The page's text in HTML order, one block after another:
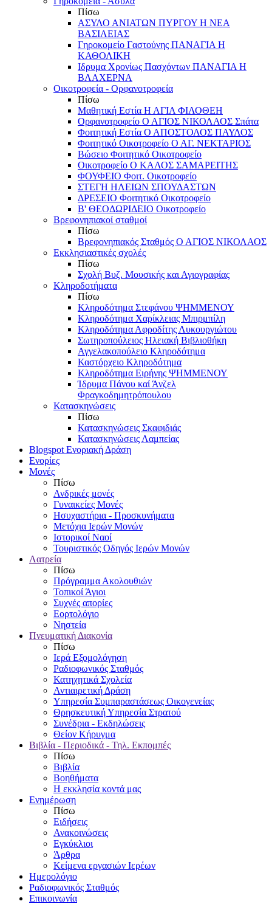
Πίσω
ΑΣΥΛΟ ΑΝΙΑΤΩΝ ΠΥΡΓΟΥ Η ΝΕΑ
ΒΑΣΙΛΕΙΑΣ
Γηροκομείο Γαστούνης ΠΑΝΑΓΙΑ Η
ΚΑΘΟΛΙΚΗ
Ιδρυμα Χρονίως Πασχόντων ΠΑΝΑΓΙΑ Η
ΒΛΑΧΕΡΝΑ
Οικοτροφεία - Ορφανοτροφεία
Πίσω
Μαθητική Εστία Η ΑΓΙΑ ΦΙΛΟΘΕΗ
Ορφανοτροφείο Ο ΑΓΙΟΣ ΝΙΚΟΛΑΟΣ Σπάτα
Φοιτητική Εστία Ο ΑΠΟΣΤΟΛΟΣ ΠΑΥΛΟΣ
Φοιτητικό Οικοτροφείο Ο ΑΓ. ΝΕΚΤΑΡΙΟΣ
Βώσειο Φοιτητικό Οικοτροφείο
Οικοτροφείο Ο ΚΑΛΟΣ ΣΑΜΑΡΕΙΤΗΣ
ΦΟΥΦΕΙΟ Φοιτ. Οικοτροφείο
ΣΤΕΓΗ ΗΛΕΙΩΝ ΣΠΟΥΔΑΣΤΩΝ
ΔΡΕΣΕΙΟ Φοιτητικό Οικοτροφείο
Β' ΘΕΟΔΩΡΙΔΕΙΟ Οικοτροφείο
Βρεφονηπιακοί σταθμοί
Πίσω
Βρεφονηπιακός Σταθμός Ο ΑΓΙΟΣ ΝΙΚΟΛΑΟΣ
Εκκλησιαστικές σχολές
Πίσω
Σχολή Βυζ. Μουσικής και Αγιογραφίας
Κληροδοτήματα
Πίσω
Κληροδότημα Στεφάνου ΨΗΜΜΕΝΟΥ
Κληροδότημα Χαρίκλειας Μπιρμπίλη
Κληροδότημα Αφροδίτης Λυκουργιώτου
Σωτηροπούλειος Ηλειακή Βιβλιοθήκη
Αγγελακοπούλειο Κληροδότημα
Καστόρχειο Κληροδότημα
Κληροδότημα Ειρήνης ΨΗΜΜΕΝΟΥ
Ίδρυμα Πάνου καί Άνζελ
Φραγκοδημητρόπουλου
Κατασκηνώσεις
Πίσω
Κατασκηνώσεις Σκαφιδιάς
Κατασκηνώσεις Λαμπείας
Blogspot Ενοριακή Δράση
Ενορίες
Μονές
Πίσω
Ανδρικές μονές
Γυναικείες Μονές
Ησυχαστήρια - Προσκυνήματα
Μετόχια Ιερών Μονών
Ιστορικοί Ναοί
Τουριστικός Οδηγός Ιερών Μονών
Λατρεία
Πίσω
Πρόγραμμα Ακολουθιών
Τοπικοί Άγιοι
Συχνές απορίες
Εορτολόγιο
Νηστεία
Πνευματική Διακονία
Πίσω
Ιερά Εξομολόγηση
Ραδιοφωνικός Σταθμός
Κατηχητικά Σχολεία
Αντιαιρετική Δράση
Υπηρεσία Συμπαραστάσεως Οικογενείας
Θρησκευτική Υπηρεσία Στρατού
Συνέδρια - Εκδηλώσεις
Θείον Κήρυγμα
Βιβλία - Περιοδικά - Τηλ. Εκπομπές
Πίσω
Βιβλία
Βοηθήματα
Η εκκλησία κοντά μας
Ενημέρωση
Πίσω
Ειδήσεις
Ανακοινώσεις
Εγκύκλιοι
Άρθρα
Κείμενα εργασιών Ιερέων
Ημερολόγιο
Ραδιοφωνικός Σταθμός
Επικοινωνία